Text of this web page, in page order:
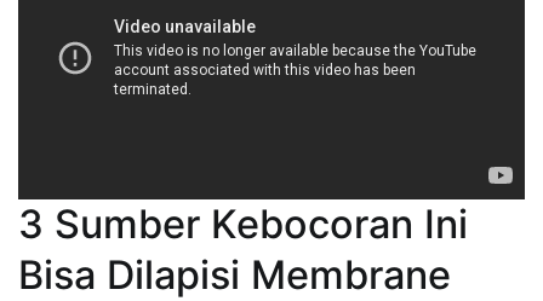
3 Sumber Kebocoran Ini
Bisa Dilapisi Membrane